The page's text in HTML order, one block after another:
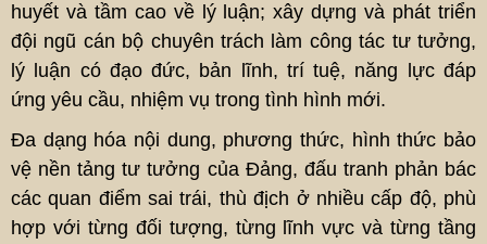
huyết và tầm cao về lý luận; xây dựng và phát triển
đội ngũ cán bộ chuyên trách làm công tác tư tưởng,
lý luận có đạo đức, bản lĩnh, trí tuệ, năng lực đáp
ứng yêu cầu, nhiệm vụ trong tình hình mới.
Đa dạng hóa nội dung, phương thức, hình thức bảo
vệ nền tảng tư tưởng của Đảng, đấu tranh phản bác
các quan điểm sai trái, thù địch ở nhiều cấp độ, phù
hợp với từng đối tượng, từng lĩnh vực và từng tầng